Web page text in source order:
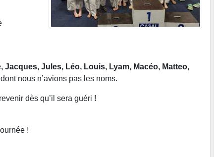
Jules, Léo, Louis, Lyam, Macéo, Matteo,
nous n’avions pas les noms.
dès qu’il sera guéri !
!